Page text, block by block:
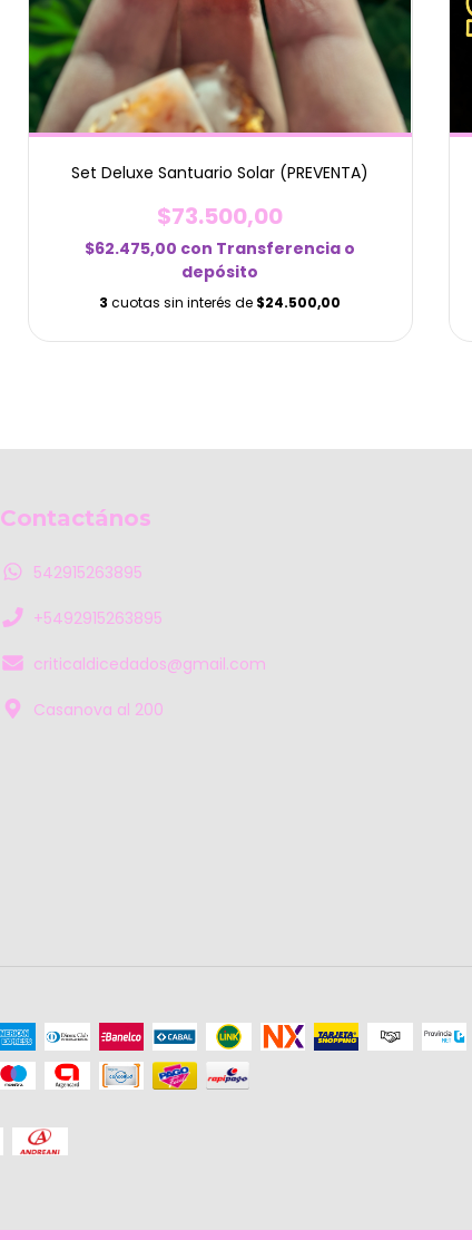
Set Deluxe Santuario Solar (PREVENTA)
$73.500,00
$62.475,00 con Transferencia o
depósito
3 cuotas sin interés de $24.500,00
Contactános
542915263895
+5492915263895
criticaldicedados@gmail.com
Casanova al 200